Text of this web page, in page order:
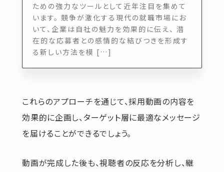
ための強力なツールとして近年注目を集めて
います。 競争が激化する現代の就職市場にお
いて、企業は自社の魅力を効果的に伝え、 潜
在的な応募者との感情的な結びつきを形成す
る新しい方法を模 […]
これらのアプローチを通じて、採用動画の内容を
効果的に企画し、ターゲット層に最適なメッセージ
を届けることができるでしょう。
動画が完成した後も、視聴者の反応を分析し、継